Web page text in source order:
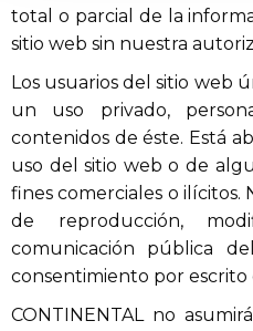
total o parcial de la
sitio web sin nuestra
Los usuarios del sitio web
un uso privado,
contenidos de éste. Está
uso del sitio web o de
fines comerciales o ilícitos.
de reproducción,
comunicación pública
consentimiento por escrito
CONTINENTAL no